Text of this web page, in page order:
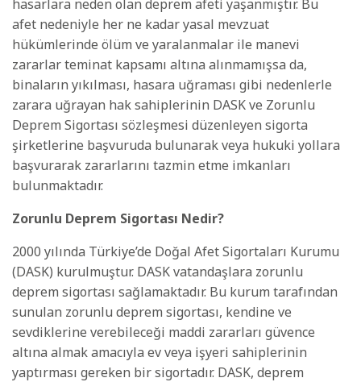
hasarlara neden olan deprem afeti yaşanmıştır. Bu
afet nedeniyle her ne kadar yasal mevzuat
hükümlerinde ölüm ve yaralanmalar ile manevi
zararlar teminat kapsamı altına alınmamışsa da,
binaların yıkılması, hasara uğraması gibi nedenlerle
zarara uğrayan hak sahiplerinin DASK ve Zorunlu
Deprem Sigortası sözleşmesi düzenleyen sigorta
şirketlerine başvuruda bulunarak veya hukuki yollara
başvurarak zararlarını tazmin etme imkanları
bulunmaktadır.
Zorunlu Deprem Sigortası Nedir?
2000 yılında Türkiye’de Doğal Afet Sigortaları Kurumu
(DASK) kurulmuştur. DASK vatandaşlara zorunlu
deprem sigortası sağlamaktadır. Bu kurum tarafından
sunulan zorunlu deprem sigortası, kendine ve
sevdiklerine verebileceği maddi zararları güvence
altına almak amacıyla ev veya işyeri sahiplerinin
yaptırması gereken bir sigortadır. DASK, deprem